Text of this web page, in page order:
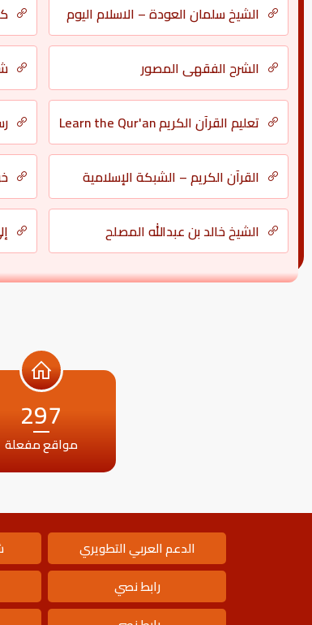
الشيخ سلمان العودة – الاسلام اليوم
الشرح الفقهي المصور
تعليم القرآن الكريم Learn the Qur'an
القرآن الكريم – الشبكة الإسلامية
الشيخ خالد بن عبدالله المصلح
297
مواقع مفعلة
الدعم العربي التطويري
رابط نصي